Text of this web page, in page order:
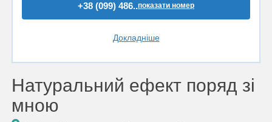
+38 (099) 486..показати номер
Докладніше
Натуральний ефект поряд зі
мною